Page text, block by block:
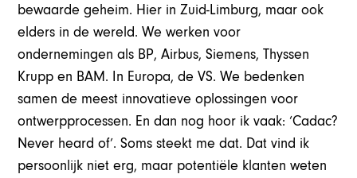
bewaarde geheim. Hier in Zuid-Limburg, maar ook
elders in de wereld. We werken voor
ondernemingen als BP, Airbus, Siemens, Thyssen
Krupp en BAM. In Europa, de VS. We bedenken
samen de meest innovatieve oplossingen voor
ontwerpprocessen. En dan nog hoor ik vaak: ‘Cadac?
Never heard of’. Soms steekt me dat. Dat vind ik
persoonlijk niet erg, maar potentiële klanten weten